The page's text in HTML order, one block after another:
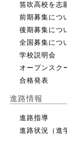
笛吹高校を志
前期募集につ
後期募集につ
全国募集につ
学校説明会
オープンスク
合格発表
進路情報
進路指導
進路状況（進